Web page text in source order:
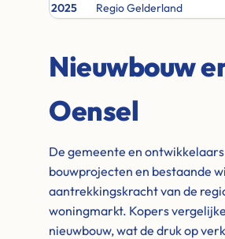
2025
Regio Gelderland
Nieuwbouw
Oensel
De gemeente en
bouwprojecten en bestaande
aantrekkingskracht van de
woningmarkt. Kopers
nieuwbouw, wat de druk op